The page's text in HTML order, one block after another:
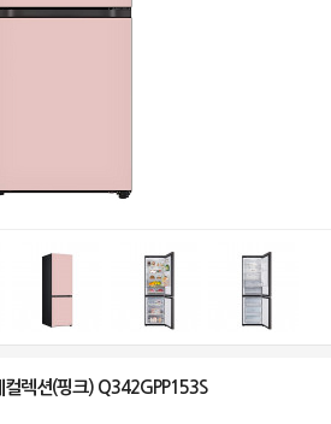
컬렉션(핑크) Q342GPP153S